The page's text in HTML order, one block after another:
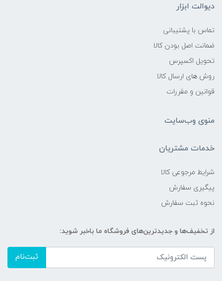
دیوالت ابزار
تماس با پشتیبانی
ضمانت اصل بودن کالا
تحویل اکسپرس
روش های ارسال کالا
قوانین و مقررات
منوی وب‌سایت
خدمات مشتریان
شرایط مرجوعی کالا
پیگیری سفارش
نحوه ثبت سفارش
از تخفیف‌ها و جدیدترین‌های فروشگاه ما باخبر شوید:
ثبت‌نام